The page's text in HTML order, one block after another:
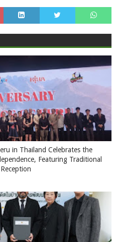
in Thailand Celebrates the
Featuring Traditional